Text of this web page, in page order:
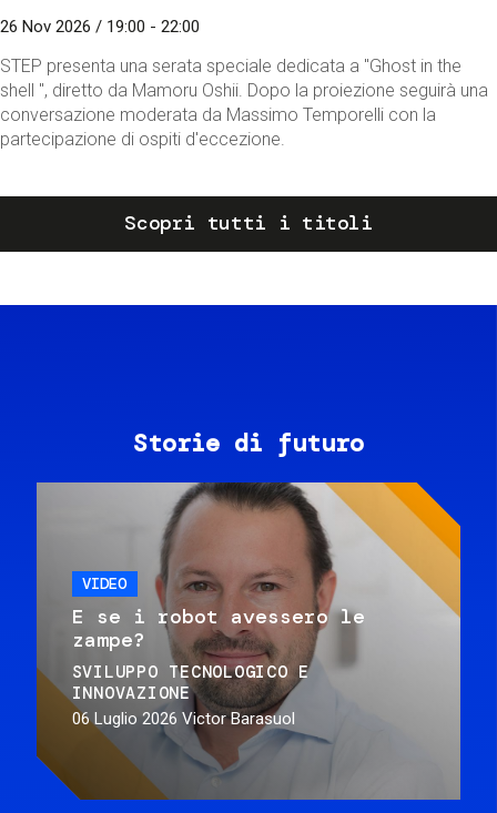
26 Nov 2026 / 19:00 - 22:00
STEP presenta una serata speciale dedicata a "Ghost in the
shell ", diretto da Mamoru Oshii. Dopo la proiezione seguirà una
conversazione moderata da Massimo Temporelli con la
partecipazione di ospiti d'eccezione.
Scopri tutti i titoli
Storie di futuro
VIDEO
E se i robot avessero le
zampe?
SVILUPPO TECNOLOGICO E
INNOVAZIONE
06 Luglio 2026 Victor Barasuol